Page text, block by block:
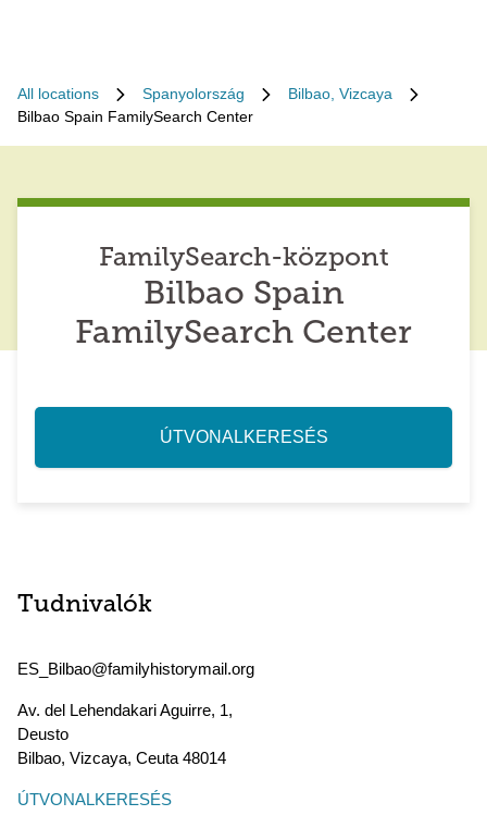
All locations Spanyolország
Bilbao, Vizcaya
Bilbao Spain FamilySearch Center
FamilySearch-központ
Bilbao Spain
FamilySearch Center
ÚTVONALKERESÉS
Tudnivalók
ES_Bilbao@familyhistorymail.org
Av. del Lehendakari Aguirre, 1,
Deusto
Bilbao, Vizcaya, Ceuta 48014
ÚTVONALKERESÉS